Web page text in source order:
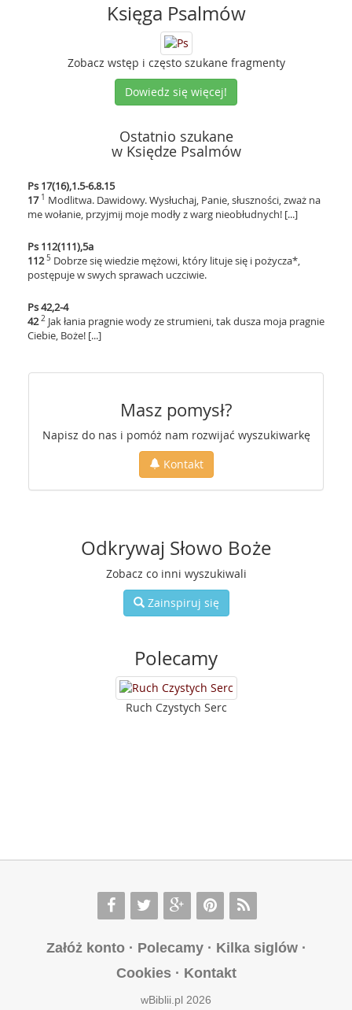
Księga Psalmów
Zobacz wstęp i często szukane fragmenty
Dowiedz się więcej!
Ostatnio szukane
w Księdze Psalmów
Ps 17(16),1.5-6.8.15
171 Modlitwa. Dawidowy. Wysłuchaj, Panie, słuszności, zważ na
me wołanie, przyjmij moje modły z warg nieobłudnych! [...]
Ps 112(111),5a
112 5 Dobrze się wiedzie mężowi, który lituje się i pożycza*,
postępuje w swych sprawach uczciwie.
Ps 42,2-4
42 2 Jak łania pragnie wody ze strumieni, tak dusza moja pragnie
Ciebie, Boże! [...]
Masz pomysł?
Napisz do nas i pomóż nam rozwijać wyszukiwarkę
Kontakt
Odkrywaj Słowo Boże
Zobacz co inni wyszukiwali
Zainspiruj się
Polecamy
Ruch Czystych Serc
Załóż konto· Polecamy· Kilka siglów·
Cookies· Kontakt
wBiblii.pl 2026